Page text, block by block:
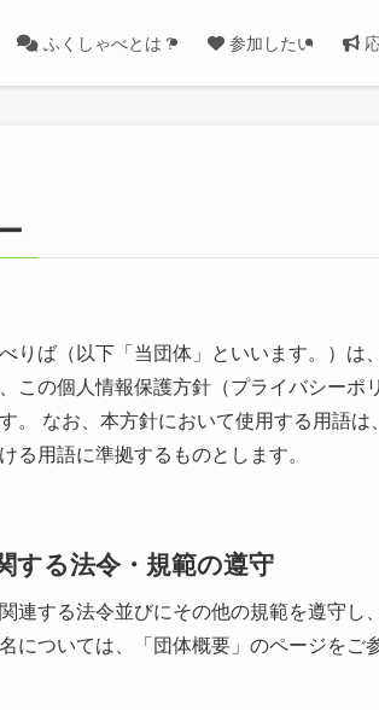
ふくしゃべとは？ 参加したい
りば（以下「当団体」といいます。）は
この個人情報保護方針（プライバシー
。 なお、本方針において使用する用語
る用語に準拠するものとします。
る法令・規範の遵守
連する法令並びにその他の規範を遵守
については、「団体概要」のページをご